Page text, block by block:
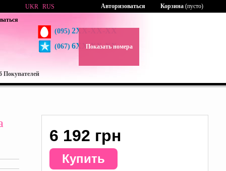
(095) 2XX-XX-XX
(067) 6XX-XX-XX
Показать номера
UKR RUS Корзина (пусто)
Авторизоваться
Покупателей
6 192 грн
Купить